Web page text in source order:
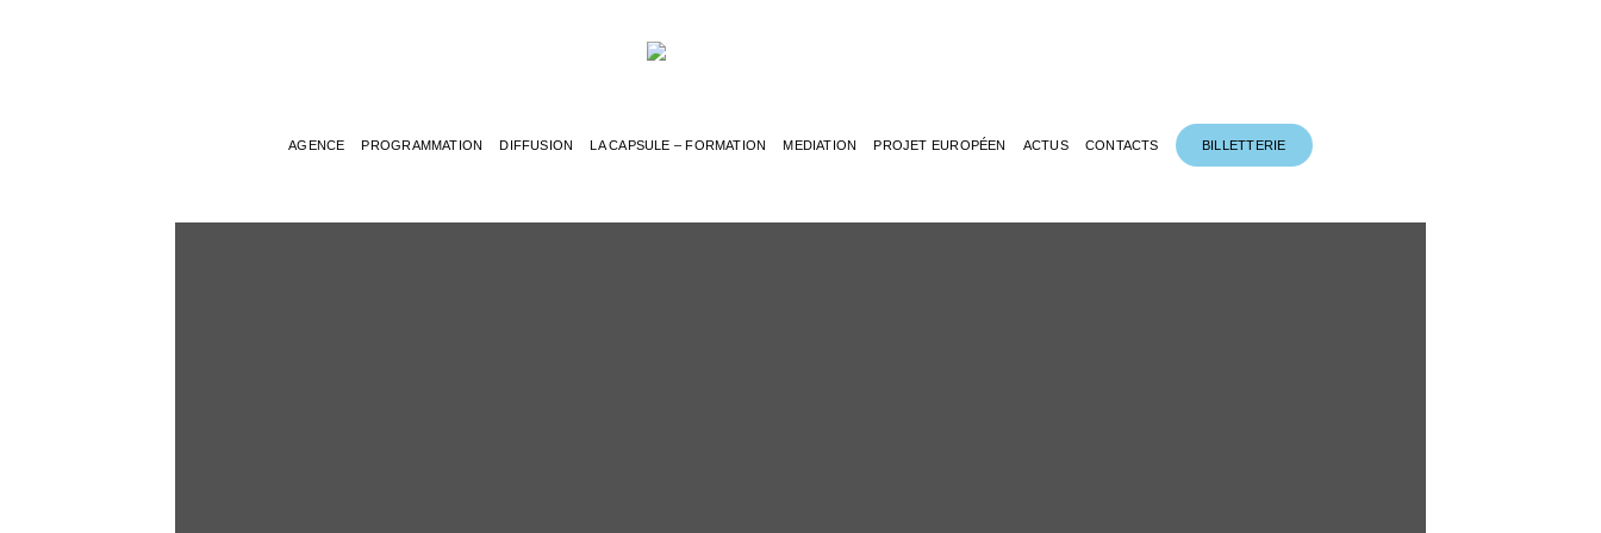
AGENCE PROGRAMMATION DIFFUSION LA CAPSULE – FORMATION MEDIATION PROJET EUROPÉEN ACTUS CONTACTS BILLETTERIE